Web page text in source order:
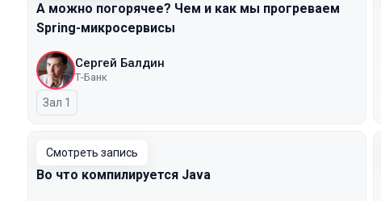
А можно погорячее? Чем и как мы прогреваем
Spring-микросервисы
Сергей Балдин
Т-Банк
Зал 1
Смотреть запись
Во что компилируется Java